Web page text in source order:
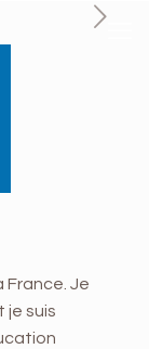
France. Je
je suis